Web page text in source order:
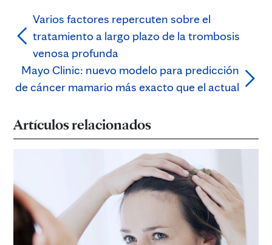
Varios factores repercuten sobre el
tratamiento a largo plazo de la trombosis
venosa profunda
Mayo Clinic: nuevo modelo para predicción
de cáncer mamario más exacto que el actual
Artículos relacionados